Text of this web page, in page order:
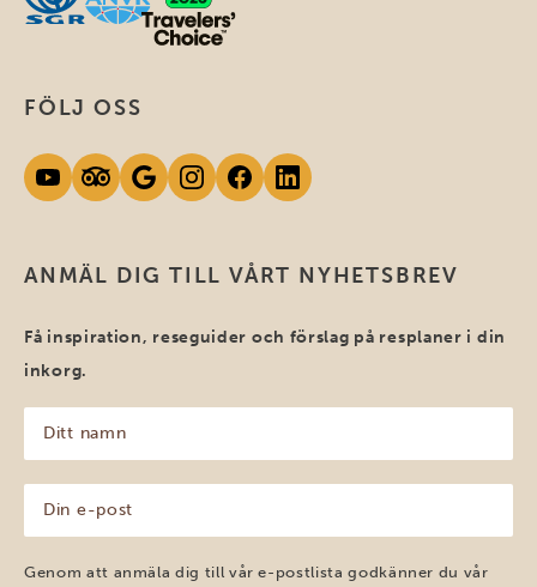
ANMÄL DIG TILL VÅRT NYHETSBREV
Få inspiration, reseguider och förslag på resplaner i din
inkorg.
namn
(Obligatoriskt)
post
(Obligatoriskt)
Genom att anmäla dig till vår e-postlista godkänner du vår
FÖLJ OSS